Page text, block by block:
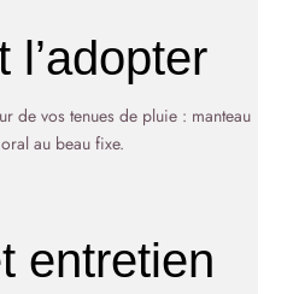
l’adopter
de vos tenues de pluie : manteau
au beau fixe.
entretien